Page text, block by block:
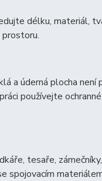
délku, materiál,
a úderná plocha není
používejte
tesaře,
spojovacím